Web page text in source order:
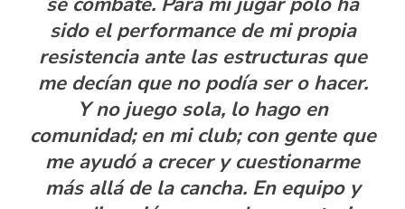
sido el performance de mi propia
resistencia ante las estructuras que
me decían que no podía ser o hacer.
Y no juego sola, lo hago en
comunidad; en mi club; con gente que
me ayudó a crecer y cuestionarme
más allá de la cancha. En equipo y